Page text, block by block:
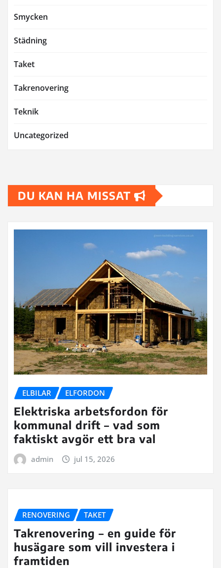
Smycken
Städning
Taket
Takrenovering
Teknik
Uncategorized
DU KAN HA MISSAT
ELBILAR ELFORDON
Elektriska arbetsfordon för
kommunal drift – vad som
faktiskt avgör ett bra val
admin jul 15, 2026
RENOVERING TAKET
Takrenovering – en guide för
husägare som vill investera i
framtiden